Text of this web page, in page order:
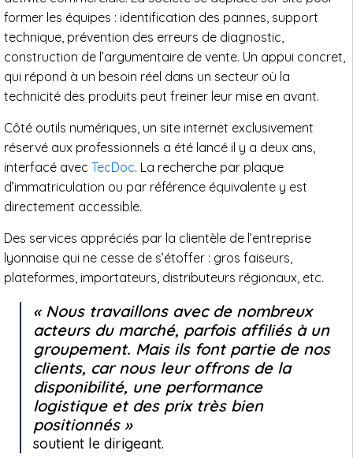
former les équipes : identification des pannes, support
technique, prévention des erreurs de diagnostic,
construction de l’argumentaire de vente. Un appui concret,
qui répond à un besoin réel dans un secteur où la
technicité des produits peut freiner leur mise en avant.
Côté outils numériques, un site internet exclusivement
réservé aux professionnels a été lancé il y a deux ans,
interfacé avec TecDoc. La recherche par plaque
d’immatriculation ou par référence équivalente y est
directement accessible.
Des services appréciés par la clientèle de l’entreprise
lyonnaise qui ne cesse de s’étoffer : gros faiseurs,
plateformes, importateurs, distributeurs régionaux, etc.
Nous travaillons avec de nombreux
acteurs du marché, parfois affiliés à un
groupement. Mais ils font partie de nos
clients, car nous leur offrons de la
disponibilité, une performance
logistique et des prix très bien
positionnés
soutient le dirigeant.